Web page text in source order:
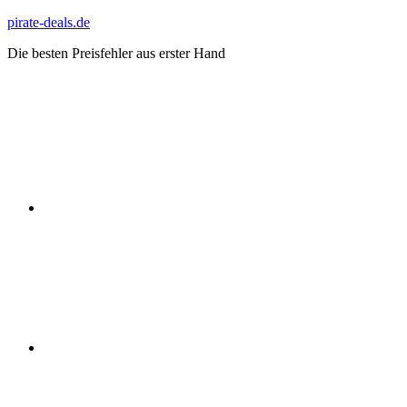
Zum
springen
pirate-deals.de
Die besten Preisfehler aus erster Hand